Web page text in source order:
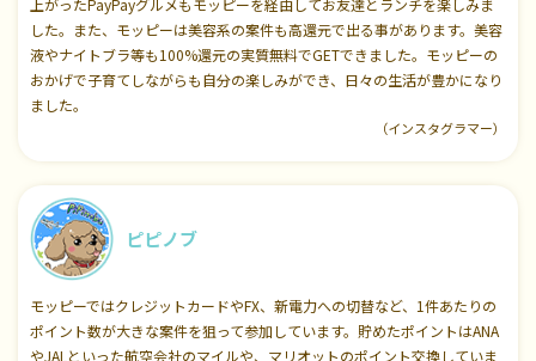
上がったPayPayグルメもモッピーを経由してお友達とランチを楽しみま
した。また、モッピーは美容系の案件も高還元で出る事があります。美容
液やナイトブラ等も100%還元の実質無料でGETできました。モッピーの
おかげで子育てしながらも自分の楽しみができ、日々の生活が豊かになり
ました。
（インスタグラマー）
ピピノブ
モッピーではクレジットカードやFX、新電力への切替など、1件あたりの
ポイント数が大きな案件を狙って参加しています。貯めたポイントはANA
やJALといった航空会社のマイルや、マリオットのポイント交換していま